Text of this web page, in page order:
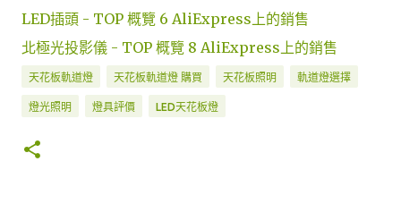
LED插頭 - TOP 概覽 6 AliExpress上的銷售
北極光投影儀 - TOP 概覽 8 AliExpress上的銷售
天花板軌道燈 天花板軌道燈 購買 天花板照明 軌道燈選擇
燈光照明 燈具評價 LED天花板燈